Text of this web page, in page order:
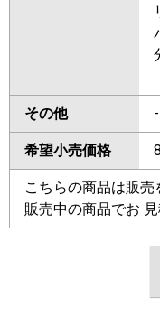
その他 -
希望小売価格
こちらの商品は販売
販売中の商品でお 見